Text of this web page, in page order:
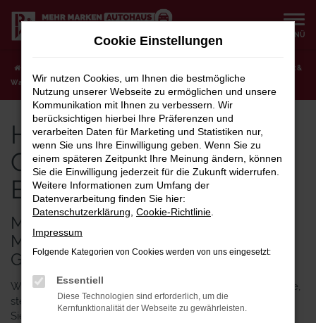
Zum
Hauptinhalt
MENÜ
Hyundai Gebrauchtwagen für Berlin bei Prox &
Walter
Hyundai
Gebrauchtwagen für
Berlin bei Prox & Walter
MOBIL IN BERLIN – WIE WÄRE ES
MIT EINEM HYUNDAI
GEBRAUCHTWAGEN?
Wer in Berlin mobil sein und trotzdem Geld sparen möchte,
steigt in einen Hyundai Gebrauchtwagen. Bei uns werden
Sie mit Sicherheit fündig und dürfen sich auf den
Cookie Einstellungen
Wir nutzen Cookies, um Ihnen die bestmögliche
Nutzung unserer Webseite zu ermöglichen und unsere
Kommunikation mit Ihnen zu verbessern. Wir
berücksichtigen hierbei Ihre Präferenzen und
verarbeiten Daten für Marketing und Statistiken nur,
wenn Sie uns Ihre Einwilligung geben. Wenn Sie zu
einem späteren Zeitpunkt Ihre Meinung ändern, können
Sie die Einwilligung jederzeit für die Zukunft widerrufen.
Weitere Informationen zum Umfang der
Datenverarbeitung finden Sie hier:
Datenschutzerklärung Cookie-Richtlinie
Impressum
Folgende Kategorien von Cookies werden von uns eingesetzt:
Essentiell
Diese Technologien sind erforderlich, um die
Kernfunktionalität der Webseite zu gewährleisten.